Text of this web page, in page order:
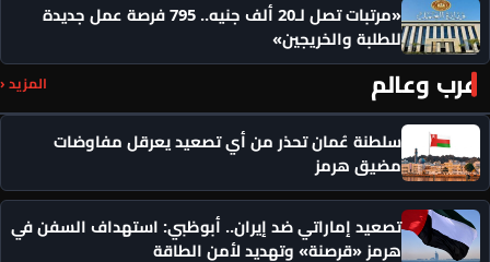
«مرتبات تصل لـ20 ألف جنيه.. 795 فرصة عمل جديدة
للطلبة والخريجين»
عرب وعالم المزيد ‹
سلطنة عُمان تحذر من أي تصعيد يعرقل مفاوضات
مضيق هرمز
تصعيد إماراتي ضد إيران.. أبوظبي: استهداف السفن في
هرمز «قرصنة» وتهديد لأمن الطاقة